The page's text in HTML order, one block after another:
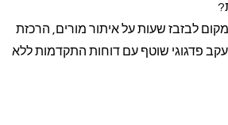
הניהול השבועי. במקום לבזבז שעות על איתור מורים, הרכזת
פדגוגי שוטף עם דוחות התקדמות ללא